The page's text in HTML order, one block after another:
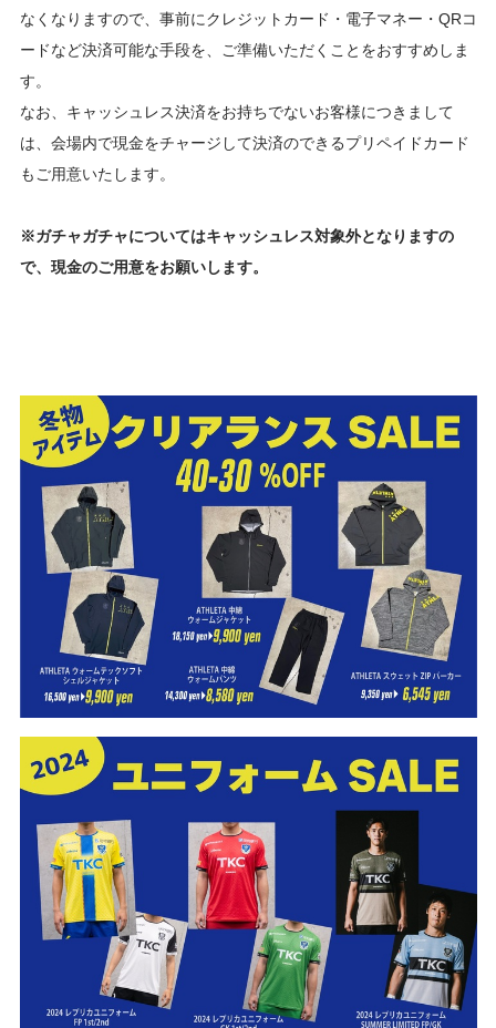
なくなりますので、事前にクレジットカード・電子マネー・QRコ
ードなど決済可能な手段を、ご準備いただくことをおすすめしま
す。
なお、キャッシュレス決済をお持ちでないお客様につきまして
は、会場内で現金をチャージして決済のできるプリペイドカード
もご用意いたします。
※ガチャガチャについてはキャッシュレス対象外となりますの
で、現金のご用意をお願いします。